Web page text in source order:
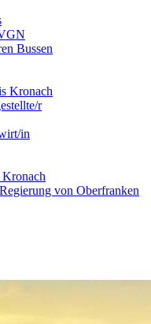
Bussen
Kronach
r
in
von Oberfranken